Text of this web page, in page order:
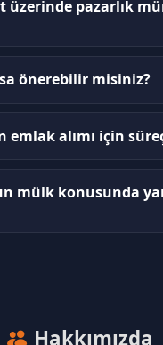
üzerinde pazarlık
önerebilir misiniz?
emlak alımı için
mülk konusunda
Hakkımızda